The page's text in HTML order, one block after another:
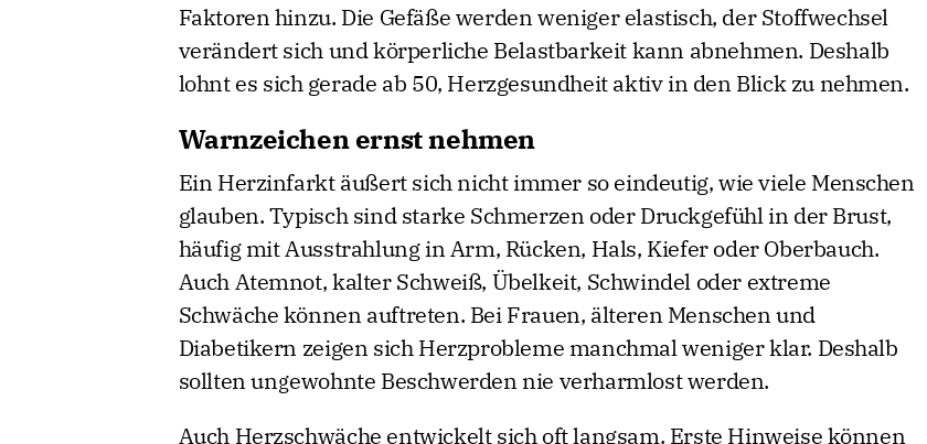
Faktoren hinzu. Die Gefäße werden weniger elastisch, der Stoffwechsel
verändert sich und körperliche Belastbarkeit kann abnehmen. Deshalb
lohnt es sich gerade ab 50, Herzgesundheit aktiv in den Blick zu nehmen.
Warnzeichen ernst nehmen
Ein Herzinfarkt äußert sich nicht immer so eindeutig, wie viele Menschen
glauben. Typisch sind starke Schmerzen oder Druckgefühl in der Brust,
häufig mit Ausstrahlung in Arm, Rücken, Hals, Kiefer oder Oberbauch.
Auch Atemnot, kalter Schweiß, Übelkeit, Schwindel oder extreme
Schwäche können auftreten. Bei Frauen, älteren Menschen und
Diabetikern zeigen sich Herzprobleme manchmal weniger klar. Deshalb
sollten ungewohnte Beschwerden nie verharmlost werden.
Auch Herzschwäche entwickelt sich oft langsam. Erste Hinweise können